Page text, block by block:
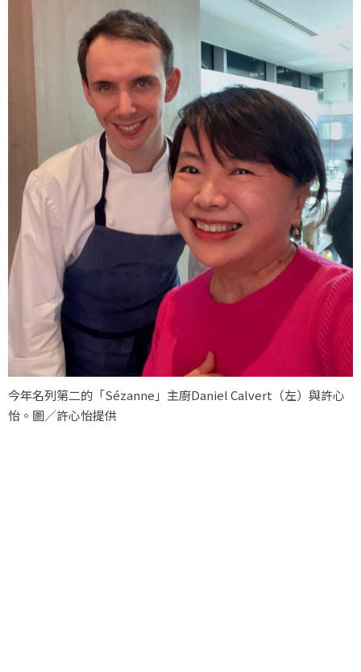
今年名列第二的「Sézanne」主廚Daniel Calvert（左）與許心
怡。圖／許心怡提供